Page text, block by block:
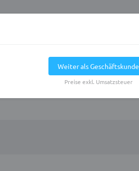
Weiter als Geschäftskunde
Preise exkl. Umsatzsteuer